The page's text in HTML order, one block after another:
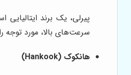
پیرلی، یک برند
سرعت‌های بالا، مورد توجه
هانکوک (Hankook)